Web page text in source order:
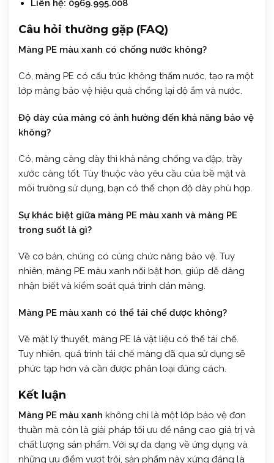
Liên hệ: 0969.995.008
Câu hỏi thường gặp (FAQ)
Màng PE màu xanh có chống nước không?
Có, màng PE có cấu trúc không thấm nước, tạo ra một
lớp màng bảo vệ hiệu quả chống lại độ ẩm và nước.
Độ dày của màng có ảnh hưởng đến khả năng bảo vệ
không?
Có, màng càng dày thì khả năng chống va đập, trầy
xước càng tốt. Tùy thuộc vào yêu cầu của bề mặt và
môi trường sử dụng, bạn có thể chọn độ dày phù hợp.
Sự khác biệt giữa màng PE màu xanh và màng PE
trong suốt là gì?
Về cơ bản, chúng có cùng chức năng bảo vệ. Tuy
nhiên, màng PE màu xanh nổi bật hơn, giúp dễ dàng
nhận biết và kiểm soát quá trình dán màng.
Màng PE màu xanh có thể tái chế được không?
Về mặt lý thuyết, màng PE là vật liệu có thể tái chế.
Tuy nhiên, quá trình tái chế màng đã qua sử dụng sẽ
phức tạp hơn và cần được phân loại đúng cách.
Kết luận
Màng PE màu xanh không chỉ là một lớp bảo vệ đơn
thuần mà còn là giải pháp tối ưu để nâng cao giá trị và
chất lượng sản phẩm. Với sự đa dạng về ứng dụng và
những ưu điểm vượt trội, sản phẩm này xứng đáng là